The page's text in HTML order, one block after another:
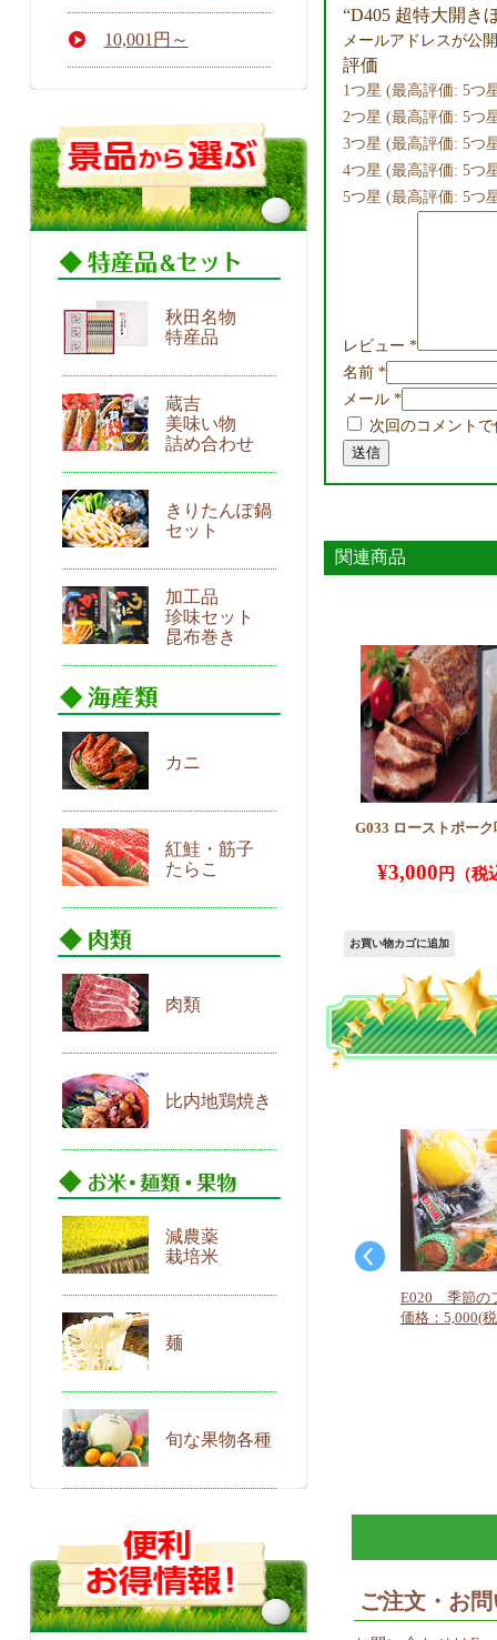
10,001円～
秋田名物
特産品
蔵吉
美味い物
詰め合わせ
きりたんぽ鍋
セット
加工品
珍味セット
昆布巻き
カニ
紅鮭・筋子
たらこ
肉類
比内地鶏焼き
減農薬
栽培米
麺
旬な果物各種
“D405 超特大開き
メールアドレスが公
評価
1つ星 (最高評価: 5つ
2つ星 (最高評価: 5つ
3つ星 (最高評価: 5つ
4つ星 (最高評価: 5つ
5つ星 (最高評価: 5つ
レビュー *
名前 *
メール *
次回のコメント
関連商品
G033 ローストポー
¥3,000
お買い物カゴに追加
E020 季節の
価格：5,000(
ご注文・お